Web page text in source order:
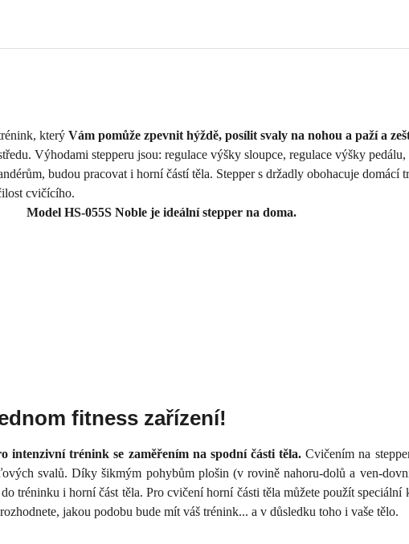
který Vám pomůže zpevnit hýždě, posílit svaly na nohou a paží a
Výhodami stepperu jsou: regulace výšky sloupce, regulace výšky
budou pracovat i horní částí těla. Stepper s držadly obohacuje domácí
cvičícího.
Model HS-055S Noble je ideální stepper na doma.
fitness zařízení!
intenzivní trénink se zaměřením na spodní části těla. Cvičením na
svalů. Díky šikmým pohybům plošin (v rovině nahoru-dolů a ven-
tréninku i horní část těla. Pro cvičení horní části těla můžete použít
jakou podobu bude mít váš trénink... a v důsledku toho i vaše tělo.